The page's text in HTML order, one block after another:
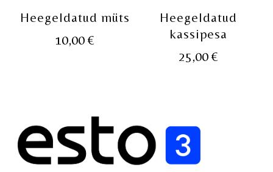
Heegeldatud müts
10,00€
Heegeldatud
kassipesa
25,00 €